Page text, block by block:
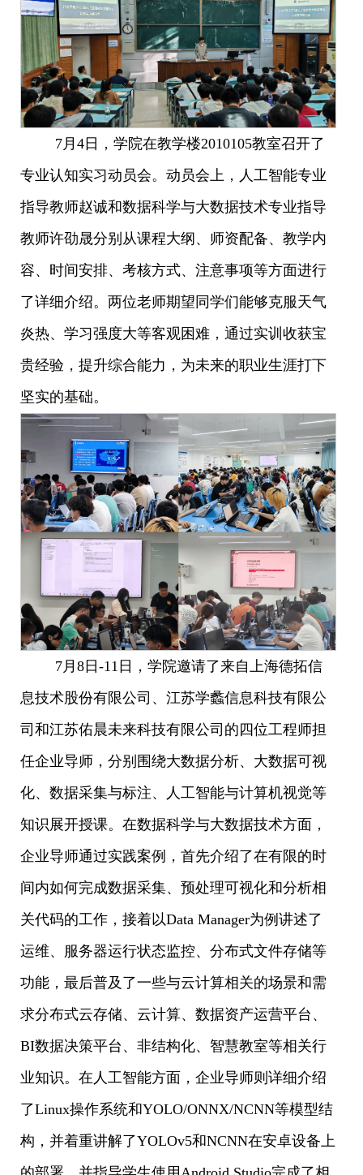
7月4日，学院在教学楼2010105教室召开了
专业认知实习动员会。动员会上，人工智能专业
指导教师赵诚和数据科学与大数据技术专业指导
教师许劭晟分别从课程大纲、师资配备、教学内
容、时间安排、考核方式、注意事项等方面进行
了详细介绍。两位老师期望同学们能够克服天气
炎热、学习强度大等客观困难，通过实训收获宝
贵经验，提升综合能力，为未来的职业生涯打下
坚实的基础。
7月8日-11日，学院邀请了来自上海德拓信
息技术股份有限公司、江苏学蠡信息科技有限公
司和江苏佑晨未来科技有限公司的四位工程师担
任企业导师，分别围绕大数据分析、大数据可视
化、数据采集与标注、人工智能与计算机视觉等
知识展开授课。在数据科学与大数据技术方面，
企业导师通过实践案例，首先介绍了在有限的时
间内如何完成数据采集、预处理可视化和分析相
关代码的工作，接着以Data Manager为例讲述了
运维、服务器运行状态监控、分布式文件存储等
功能，最后普及了一些与云计算相关的场景和需
求分布式云存储、云计算、数据资产运营平台、
BI数据决策平台、非结构化、智慧教室等相关行
业知识。在人工智能方面，企业导师则详细介绍
了Linux操作系统和YOLO/ONNX/NCNN等模型结
构，并着重讲解了YOLOv5和NCNN在安卓设备上